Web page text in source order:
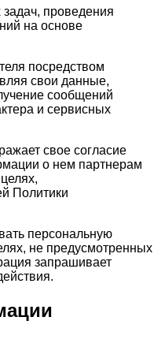
проведения
на основе
посредством
свои данные,
сообщений
и сервисных
свое согласие
о нем партнерам
Политики
персональную
не предусмотренных
запрашивает